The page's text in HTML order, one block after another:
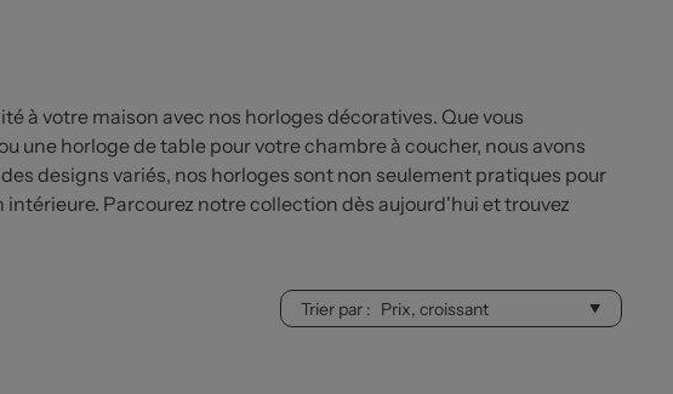
à votre maison avec nos horloges décoratives. Que vous
une horloge de table pour votre chambre à coucher, nous avons
designs variés, nos horloges sont non seulement pratiques pour
Parcourez notre collection dès aujourd'hui et trouvez
Trier par :